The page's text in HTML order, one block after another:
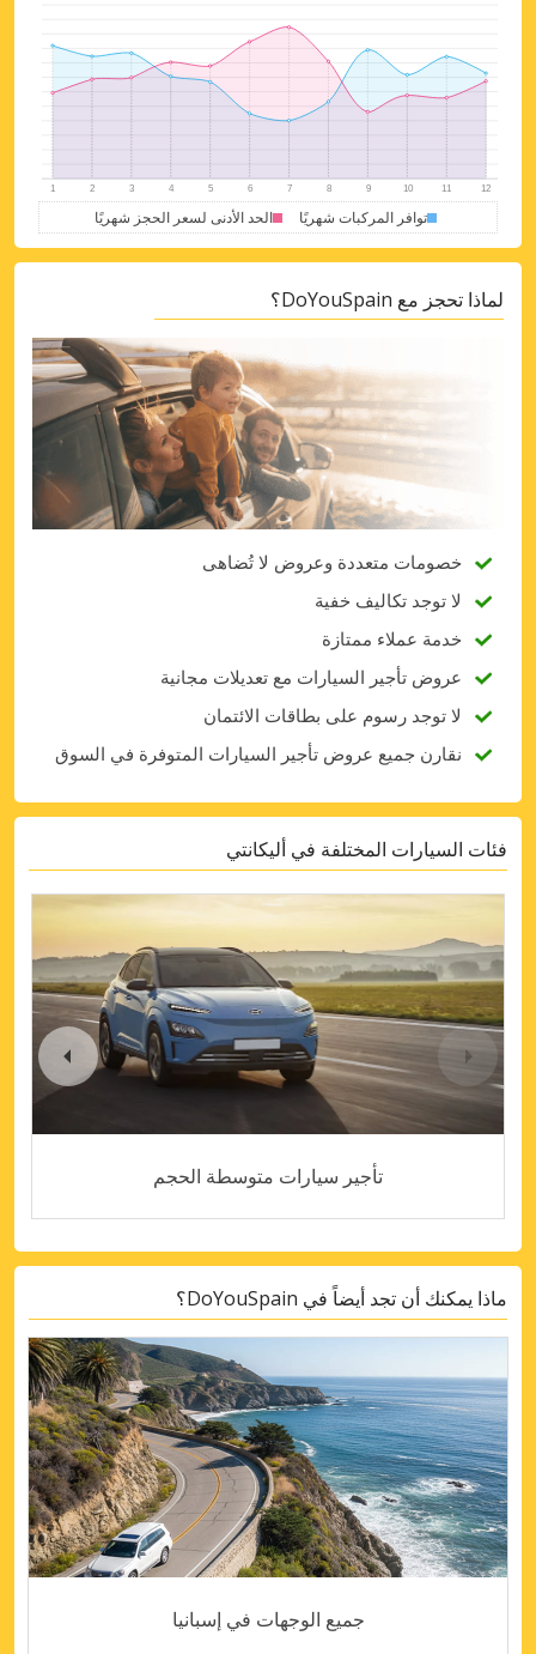
توافر المركبات شهريًا الحد الأدنى لسعر الحجز شهريًا
لماذا تحجز مع DoYouSpain؟
خصومات متعددة وعروض لا تُضاهى
لا توجد تكاليف خفية
خدمة عملاء ممتازة
عروض تأجير السيارات مع تعديلات مجانية
لا توجد رسوم على بطاقات الائتمان
نقارن جميع عروض تأجير السيارات المتوفرة في السوق
فئات السيارات المختلفة في أليكانتي
تأجير سيارات متوسطة الحجم
ماذا يمكنك أن تجد أيضاً في DoYouSpain؟
جميع الوجهات في إسبانيا